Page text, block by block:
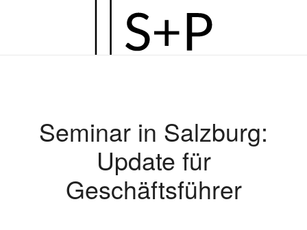
Seminar in Salzburg:
Update für
Geschäftsführer